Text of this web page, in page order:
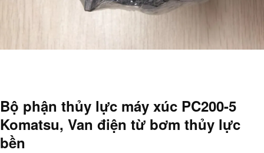
Bộ phận thủy lực máy xúc PC200-5
Komatsu, Van điện từ bơm thủy lực
bền